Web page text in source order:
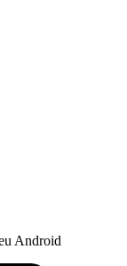
Android